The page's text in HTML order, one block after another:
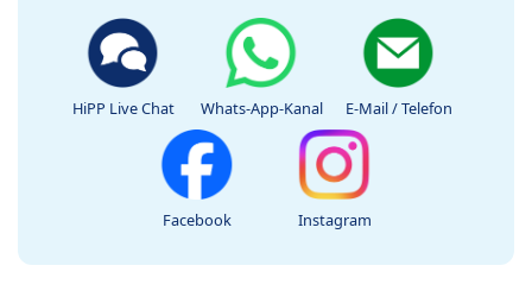
HiPP Live Chat Whats-App-Kanal E-Mail / Telefon
Facebook Instagram